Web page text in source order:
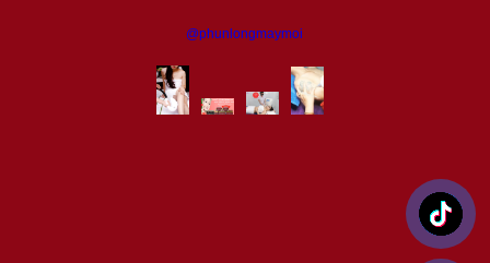
@phunlongmaymoi